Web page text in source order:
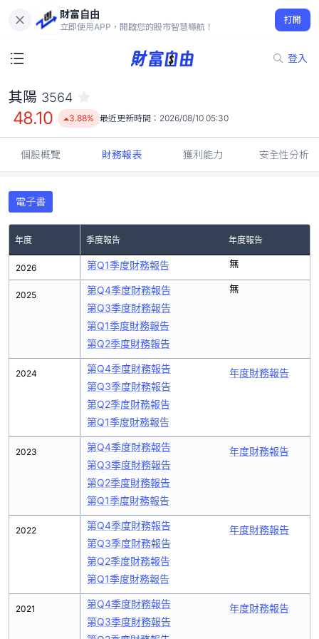
財富自由
立即使用APP，開啟您的股市智慧導航！
打開
登入
48.10
3.88%
其陽 3564
48.10 3.88% 最近更新時間： 2026/08/10 05:30
個股概覽 財務報表 獲利能力 安全性分析
電子書
年度 季度報告 年度報告
2026
2025
2024
2023
2022
2021
第Q1季度財務報告 無
第Q4季度財務報告
第Q3季度財務報告
第Q1季度財務報告
第Q2季度財務報告
無
第Q4季度財務報告
第Q3季度財務報告
第Q2季度財務報告
第Q1季度財務報告
年度財務報告
第Q4季度財務報告
第Q3季度財務報告
第Q2季度財務報告
第Q1季度財務報告
年度財務報告
第Q4季度財務報告
第Q3季度財務報告
第Q2季度財務報告
第Q1季度財務報告
年度財務報告
第Q4季度財務報告
第Q3季度財務報告
年度財務報告